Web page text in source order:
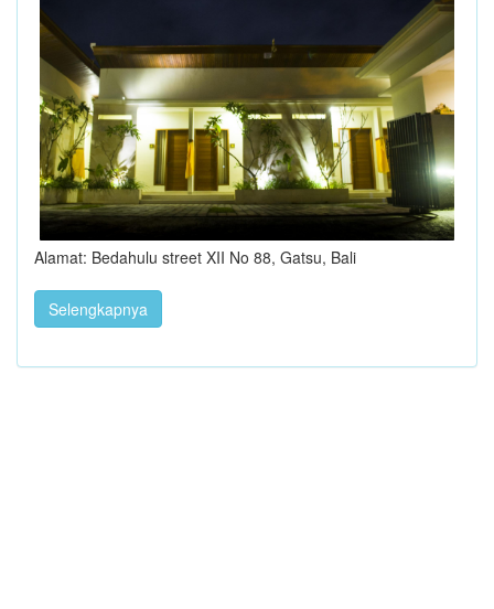
Alamat: Bedahulu street XII No 88, Gatsu, Bali
Selengkapnya